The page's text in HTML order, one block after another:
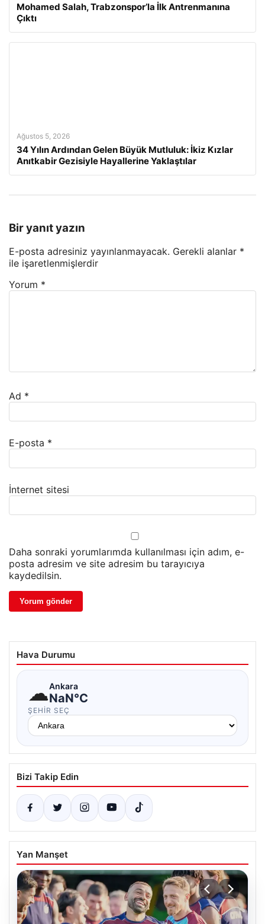
Mohamed Salah, Trabzonspor’la İlk Antrenmanına
Çıktı
Ağustos 5, 2026
34 Yılın Ardından Gelen Büyük Mutluluk: İkiz Kızlar
Anıtkabir Gezisiyle Hayallerine Yaklaştılar
Bir yanıt yazın
E-posta adresiniz yayınlanmayacak. Gerekli alanlar *
ile işaretlenmişlerdir
Yorum *
Ad *
E-posta *
İnternet sitesi
Daha sonraki yorumlarımda kullanılması için adım, e-
posta adresim ve site adresim bu tarayıcıya
kaydedilsin.
Hava Durumu
☁Ankara
NaN°C
ŞEHIR SEÇ
Bizi Takip Edin
Yan Manşet